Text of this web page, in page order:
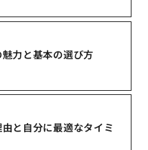
力と基本の選び方
と自分に最適なタイミ